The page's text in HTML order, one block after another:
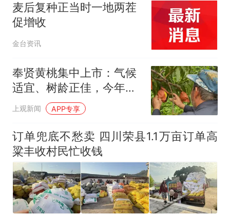
麦后复种正当时一地两茬
促增收
金台资讯
奉贤黄桃集中上市：气候
适宜、树龄正佳，今年品
质更优
上观新闻 APP专享
订单兜底不愁卖 四川荣县1.1万亩订单高
粱丰收村民忙收钱